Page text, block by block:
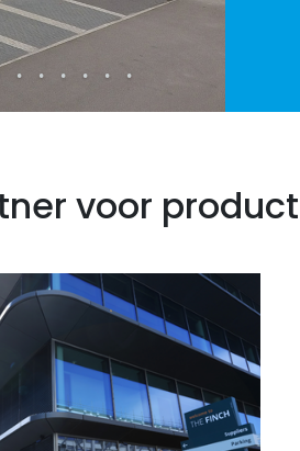
voor